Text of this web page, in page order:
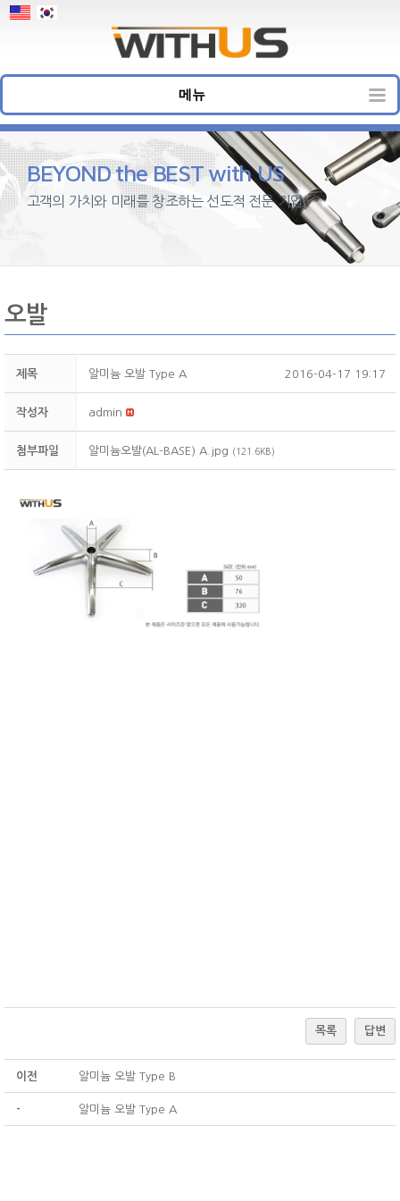
메뉴
BEYOND the BEST with US
고객의 가치와 미래를 창조하는 선도적 전문 기업
오발
제목 알미늄 오발 Type A 2016-04-17 19:17
작성자 admin
첨부파일 알미늄오발(AL-BASE) A.jpg (121.6KB)
목록 답변
이전 알미늄 오발 Type B
- 알미늄 오발 Type A